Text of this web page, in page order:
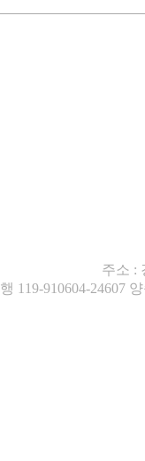
주소 :
119-910604-24607